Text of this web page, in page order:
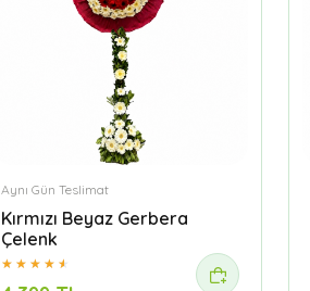
Aynı Gün Teslimat
Kırmızı Beyaz Gerbera
Çelenk